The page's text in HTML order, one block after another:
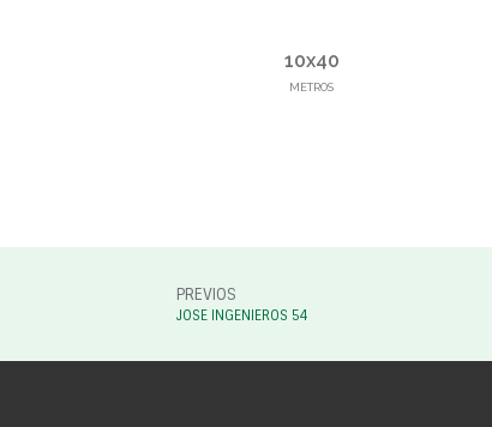
10x40
METROS
PREVIOS
JOSE INGENIEROS 54